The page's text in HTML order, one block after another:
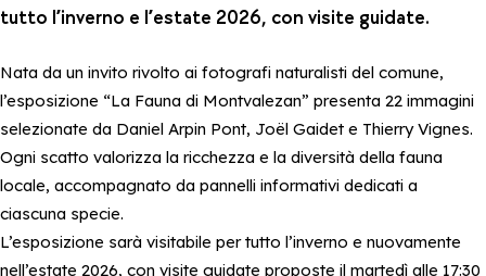
tutto l’inverno e l’estate 2026, con visite guidate.
Nata da un invito rivolto ai fotografi naturalisti del comune,
l’esposizione “La Fauna di Montvalezan” presenta 22 immagini
selezionate da Daniel Arpin Pont, Joël Gaidet e Thierry Vignes.
Ogni scatto valorizza la ricchezza e la diversità della fauna
locale, accompagnato da pannelli informativi dedicati a
ciascuna specie.
L’esposizione sarà visitabile per tutto l’inverno e nuovamente
nell’estate 2026, con visite guidate proposte il martedì alle 17:30